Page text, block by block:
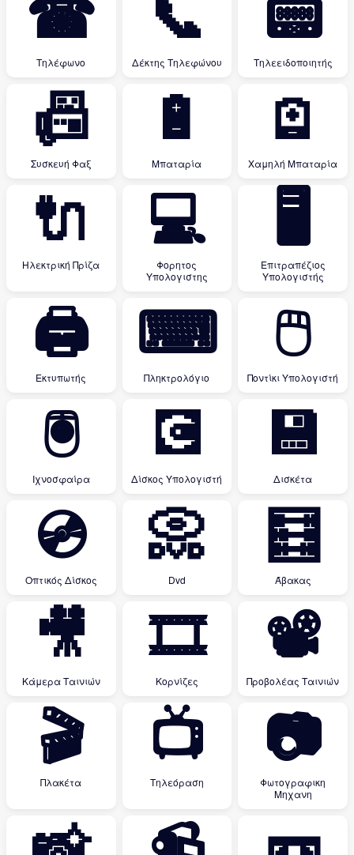
☎
Τηλέφωνο
📞
Δέκτης Τηλεφώνου
📟
Τηλεειδοποιητής
📠
Συσκευή Φαξ
🔋
Μπαταρία
🪫
Χαμηλή Μπαταρία
🔌
Ηλεκτρική Πρίζα
💻
Φορητος
Υπολογιστης
🖥
Επιτραπέζιος
Υπολογιστής
🖨
Εκτυπωτής
⌨
Πληκτρολόγιο
🖱
Ποντίκι Υπολογιστή
🖲
Ιχνοσφαίρα
💽
Δίσκος Υπολογιστή
💾
Δισκέτα
💿
Οπτικός Δίσκος
📀
Dvd
🧮
Άβακας
🎥
Κάμερα Ταινιών
🎞
Κορνίζες
📽
Προβολέας Ταινιών
🎬
Πλακέτα
📺
Τηλεόραση
📷
Φωτογραφικη
Μηχανη